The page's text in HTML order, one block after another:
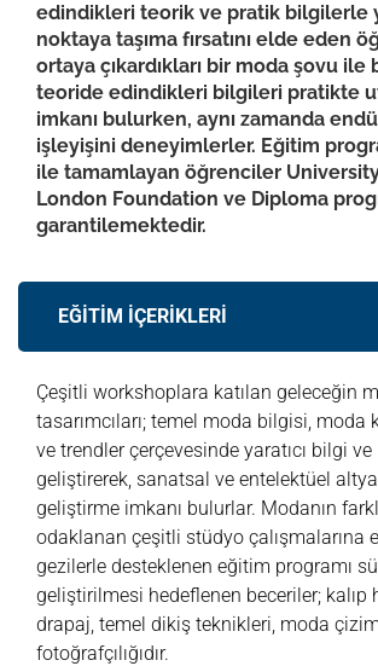
edindikleri teorik ve pratik bilgilerle
noktaya taşıma fırsatını elde eden
ortaya çıkardıkları bir moda şovu ile
teoride edindikleri bilgileri pratikte
imkanı bulurken, aynı zamanda
işleyişini deneyimlerler. Eğitim
ile tamamlayan öğrenciler
London Foundation ve Diploma
garantilemektedir.
EĞİTİM İÇERİKLERİ
Çeşitli workshoplara katılan geleceğin
tasarımcıları; temel moda bilgisi, moda
ve trendler çerçevesinde yaratıcı bilgi
geliştirerek, sanatsal ve entelektüel
geliştirme imkanı bulurlar. Modanın
odaklanan çeşitli stüdyo çalışmalarına
gezilerle desteklenen eğitim programı
geliştirilmesi hedeflenen beceriler; kalıp
drapaj, temel dikiş teknikleri, moda
fotoğrafçılığıdır.